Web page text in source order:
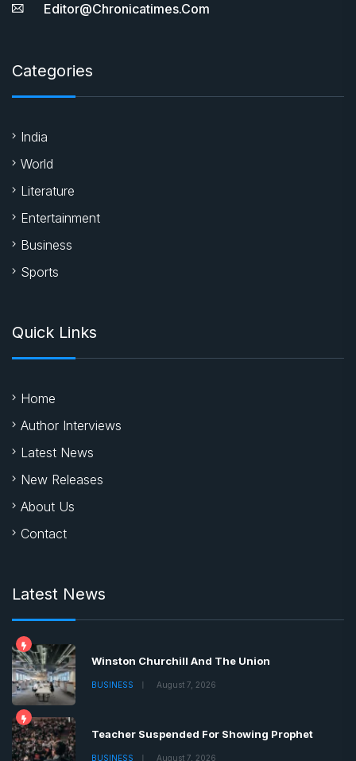
Editor@chronicatimes.com
Categories
India
World
Literature
Entertainment
Business
Sports
Quick Links
Home
Author Interviews
Latest News
New Releases
About Us
Contact
Latest News
Winston Churchill And The Union
BUSINESS August 7, 2026
Teacher Suspended For Showing Prophet
BUSINESS August 7, 2026